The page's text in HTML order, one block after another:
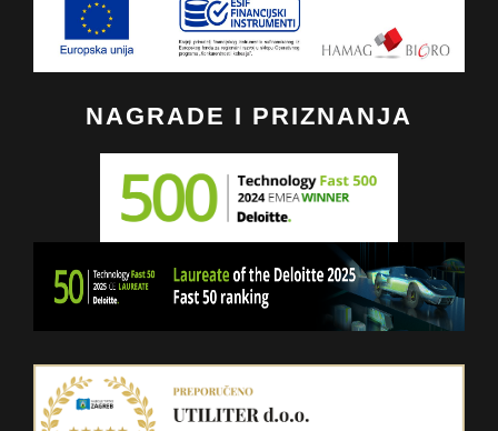
NAGRADE I PRIZNANJA